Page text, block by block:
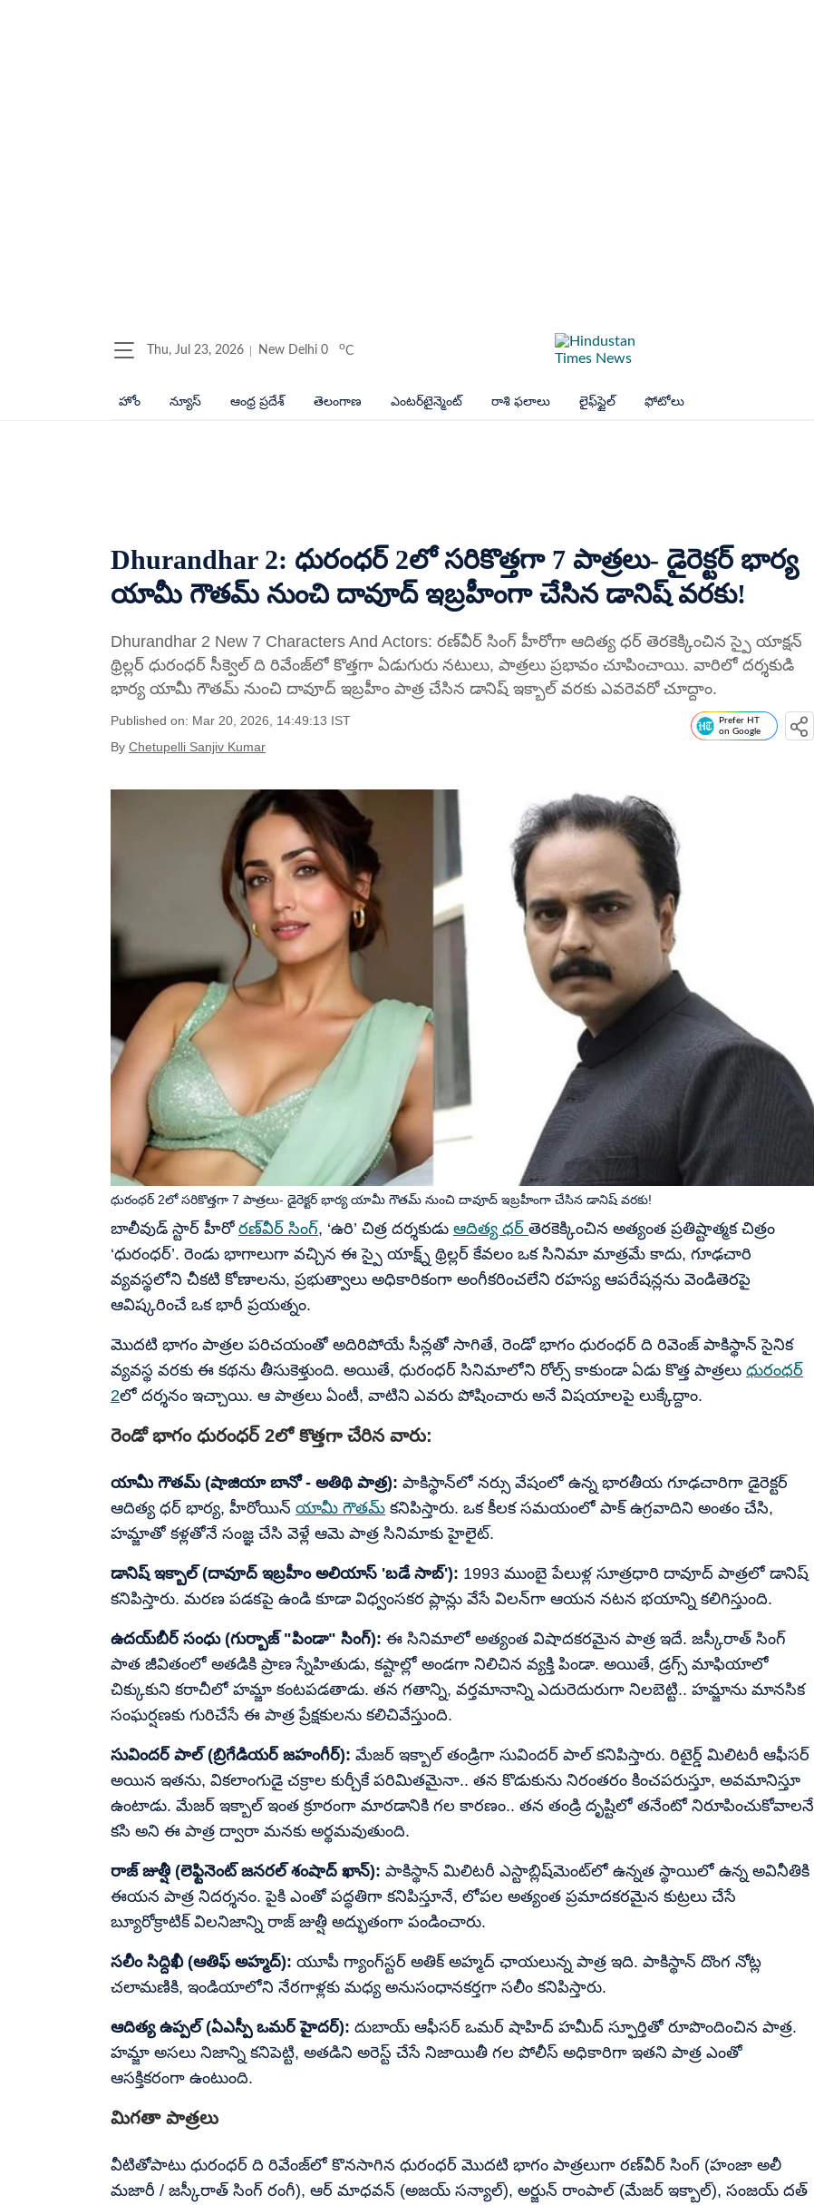
Thu, Jul 23, 2026 New Delhi 0 oC
హోం న్యూస్ ఆంధ్ర ప్రదేశ్ తెలంగాణ ఎంటర్‌టైన్మెంట్ రాశి ఫలాలు లైఫ్‌స్టైల్ ఫోటోలు
Dhurandhar 2: ధురంధర్ 2లో సరికొత్తగా 7 పాత్రలు- డైరెక్టర్ భార్య
యామీ గౌతమ్ నుంచి దావూద్ ఇబ్రహీంగా చేసిన డానిష్ వరకు!
Dhurandhar 2 New 7 Characters And Actors: రణ్‌వీర్ సింగ్ హీరోగా ఆదిత్య ధర్ తెరకెక్కించిన స్పై యాక్షన్
థ్రిల్లర్ ధురంధర్ సీక్వెల్ ది రివేంజ్‌లో కొత్తగా ఏడుగురు నటులు, పాత్రలు ప్రభావం చూపించాయి. వారిలో దర్శకుడి
భార్య యామీ గౌతమ్ నుంచి దావూద్ ఇబ్రహీం పాత్ర చేసిన డానిష్ ఇక్బాల్ వరకు ఎవరెవరో చూద్దాం.
Published on: Mar 20, 2026, 14:49:13 IST
By Chetupelli Sanjiv Kumar
Prefer HT
on Google
బాలీవుడ్ స్టార్ హీరోరణ్‌వీర్ సింగ్, ‘ఉరి’ చిత్ర దర్శకుడు ఆదిత్య ధర్ తెరకెక్కించిన అత్యంత ప్రతిష్టాత్మక చిత్రం
‘ధురంధర్’. రెండు భాగాలుగా వచ్చిన ఈ స్పై యాక్ష్న్ థ్రిల్లర్ కేవలం ఒక సినిమా మాత్రమే కాదు, గూఢచారి
వ్యవస్థలోని చీకటి కోణాలను, ప్రభుత్వాలు అధికారికంగా అంగీకరించలేని రహస్య ఆపరేషన్లను వెండితెరపై
ఆవిష్కరించే ఒక భారీ ప్రయత్నం.
ధురంధర్ 2లో సరికొత్తగా 7 పాత్రలు- డైరెక్టర్ భార్య యామీ గౌతమ్ నుంచి దావూద్ ఇబ్రహీంగా చేసిన డానిష్ వరకు!
మొదటి భాగం పాత్రల పరిచయంతో అదిరిపోయే సీన్లతో సాగితే, రెండో భాగం ధురంధర్ ది రివెంజ్ పాకిస్థాన్ సైనిక
వ్యవస్థ వరకు ఈ కథను తీసుకెళ్తుంది. అయితే, ధురంధర్ సినిమాలోని రోల్స్ కాకుండా ఏడు కొత్త పాత్రలు ధురంధర్
2లో దర్శనం ఇచ్చాయి. ఆ పాత్రలు ఏంటీ, వాటిని ఎవరు పోషించారు అనే విషయాలపై లుక్కేద్దాం.
రెండో భాగం ధురంధర్ 2లో కొత్తగా చేరిన వారు:
యామీ గౌతమ్ (షాజియా బానో - అతిథి పాత్ర): పాకిస్థాన్‌లో నర్సు వేషంలో ఉన్న భారతీయ గూఢచారిగా డైరెక్టర్
ఆదిత్య ధర్ భార్య, హీరోయిన్ యామీ గౌతమ్ కనిపిస్తారు. ఒక కీలక సమయంలో పాక్ ఉగ్రవాదిని అంతం చేసి,
హమ్జాతో కళ్లతోనే సంజ్ఞ చేసి వెళ్లే ఆమె పాత్ర సినిమాకు హైలైట్.
డానిష్ ఇక్బాల్ (దావూద్ ఇబ్రహీం అలియాస్ 'బడే సాబ్'): 1993 ముంబై పేలుళ్ల సూత్రధారి దావూద్ పాత్రలో డానిష్
కనిపిస్తారు. మరణ పడకపై ఉండి కూడా విధ్వంసకర ప్లాన్లు వేసే విలన్‌గా ఆయన నటన భయాన్ని కలిగిస్తుంది.
ఉదయ్‌బీర్ సంధు (గుర్బాజ్ "పిండా" సింగ్): ఈ సినిమాలో అత్యంత విషాదకరమైన పాత్ర ఇదే. జస్కీరాత్ సింగ్
పాత జీవితంలో అతడికి ప్రాణ స్నేహితుడు, కష్టాల్లో అండగా నిలిచిన వ్యక్తి పిండా. అయితే, డ్రగ్స్ మాఫియాలో
చిక్కుకుని కరాచీలో హమ్జా కంటపడతాడు. తన గతాన్ని, వర్తమానాన్ని ఎదురెదురుగా నిలబెట్టి.. హమ్జాను మానసిక
సంఘర్షణకు గురిచేసే ఈ పాత్ర ప్రేక్షకులను కలిచివేస్తుంది.
సువిందర్ పాల్ (బ్రిగేడియర్ జహంగీర్): మేజర్ ఇక్బాల్ తండ్రిగా సువిందర్ పాల్ కనిపిస్తారు. రిటైర్డ్ మిలిటరీ ఆఫీసర్
అయిన ఇతను, వికలాంగుడై చక్రాల కుర్చీకే పరిమితమైనా.. తన కొడుకును నిరంతరం కించపరుస్తూ, అవమానిస్తూ
ఉంటాడు. మేజర్ ఇక్బాల్ ఇంత క్రూరంగా మారడానికి గల కారణం.. తన తండ్రి దృష్టిలో తనేంటో నిరూపించుకోవాలనే
కసి అని ఈ పాత్ర ద్వారా మనకు అర్థమవుతుంది.
రాజ్ జుత్షీ (లెఫ్టినెంట్ జనరల్ శంషాద్ ఖాన్): పాకిస్థాన్ మిలిటరీ ఎస్టాబ్లిష్‌మెంట్‌లో ఉన్నత స్థాయిలో ఉన్న అవినీతికి
ఈయన పాత్ర నిదర్శనం. పైకి ఎంతో పద్ధతిగా కనిపిస్తూనే, లోపల అత్యంత ప్రమాదకరమైన కుట్రలు చేసే
బ్యూరోక్రాటిక్ విలనిజాన్ని రాజ్ జుత్షీ అద్భుతంగా పండించారు.
సలీం సిద్దిఖీ (ఆతిఫ్ అహ్మద్): యూపీ గ్యాంగ్‌స్టర్ అతిక్ అహ్మద్ ఛాయలున్న పాత్ర ఇది. పాకిస్థాన్ దొంగ నోట్ల
చలామణికి, ఇండియాలోని నేరగాళ్లకు మధ్య అనుసంధానకర్తగా సలీం కనిపిస్తారు.
ఆదిత్య ఉప్పల్ (ఏఎస్పీ ఒమర్ హైదర్): దుబాయ్ ఆఫీసర్ ఒమర్ షాహిద్ హమీద్ స్ఫూర్తితో రూపొందించిన పాత్ర.
హమ్జా అసలు నిజాన్ని కనిపెట్టి, అతడిని అరెస్ట్ చేసే నిజాయితీ గల పోలీస్ అధికారిగా ఇతని పాత్ర ఎంతో
ఆసక్తికరంగా ఉంటుంది.
మిగతా పాత్రలు
వీటితోపాటు ధురంధర్ ది రివేంజ్‌లో కొనసాగిన ధురంధర్ మొదటి భాగం పాత్రలుగా రణ్‌వీర్ సింగ్ (హంజా అలీ
మజారీ / జస్కీరాత్ సింగ్ రంగీ), ఆర్ మాధవన్ (అజయ్ సన్యాల్), అర్జున్ రాంపాల్ (మేజర్ ఇక్బాల్), సంజయ్ దత్